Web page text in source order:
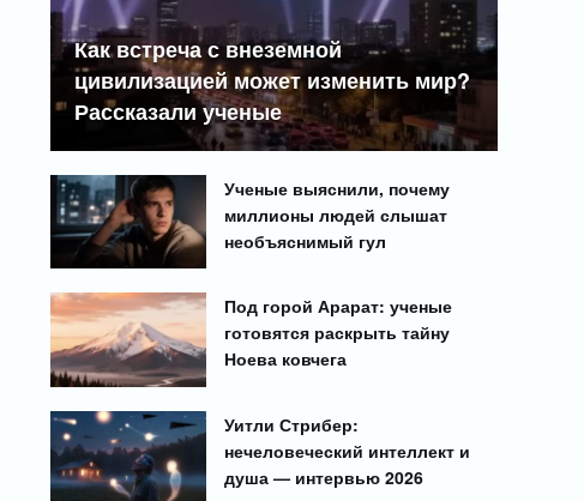
Как встреча с внеземной
цивилизацией может изменить мир?
Рассказали ученые
Ученые выяснили, почему
миллионы людей слышат
необъяснимый гул
Под горой Арарат: ученые
готовятся раскрыть тайну
Ноева ковчега
Уитли Стрибер:
нечеловеческий интеллект и
душа — интервью 2026